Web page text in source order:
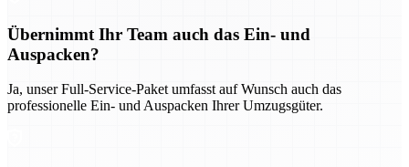
Übernimmt Ihr Team auch das Ein- und
Auspacken?
Ja, unser Full-Service-Paket umfasst auf Wunsch auch das
professionelle Ein- und Auspacken Ihrer Umzugsgüter.